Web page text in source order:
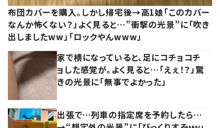
布団カバーを購入。しかし帰宅後→高1娘「このカバー
なんか怖くない？」よく見ると…”衝撃の光景”に「吹き
出しましたww」「ロックやんwww」
家で横になっていると、足にコチョコチ
ョした感覚が。よく見ると…「えぇ！？」驚
きの光景に「無事でよかった」
出張で…列車の指定席を予約したら…